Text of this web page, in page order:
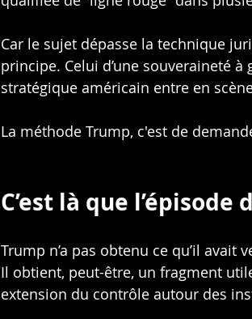
Car le sujet dépasse la technique
principe. Celui d’une souveraineté
stratégique américain entre en
La méthode Trump, c'est de
C’est là que
Trump n’a pas obtenu ce qu’il avait
Il obtient, peut-être, un fragment
extension du contrôle autour des